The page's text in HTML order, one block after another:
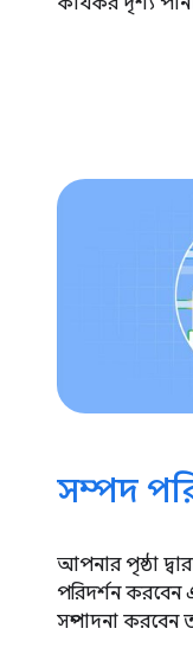
সম্পদ
আপনার পৃষ্ঠা
পরিদর্শন
সম্পাদনা করবেন